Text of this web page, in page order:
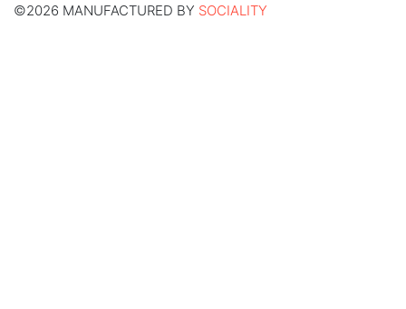
©2026 MANUFACTURED BY SOCIALITY